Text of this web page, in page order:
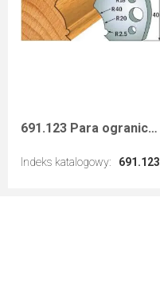
691.123 Para ograniczników 40 mm
Indeks katalogowy: 691.123